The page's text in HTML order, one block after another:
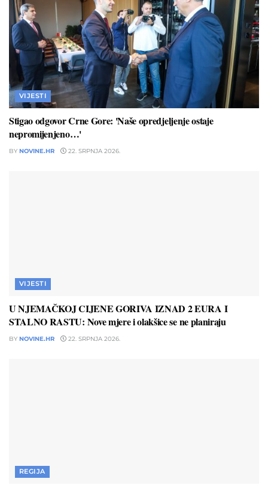
VIJESTI
Stigao odgovor Crne Gore: 'Naše opredjeljenje ostaje
nepromijenjeno…'
BY NOVINE.HR 22. SRPNJA 2026.
VIJESTI
U NJEMAČKOJ CIJENE GORIVA IZNAD 2 EURA I
STALNO RASTU: Nove mjere i olakšice se ne planiraju
BY NOVINE.HR 22. SRPNJA 2026.
REGIJA